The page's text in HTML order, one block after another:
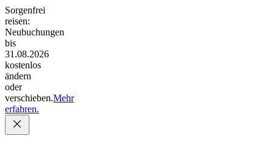
Sorgenfrei
reisen:
Neubuchungen
bis
31.08.2026
kostenlos
ändern
oder
verschieben.Mehr
erfahren.